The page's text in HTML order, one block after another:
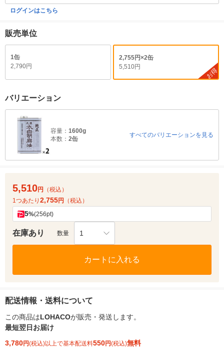
ログインはこちら
販売単位
1缶
2,790円
2,755円×2缶
5,510円
お得
バリエーション
容量： 1600g
本数： 2缶
すべてのバリエーションを見る
5,510円
（税込）
1つあたり 2,755円 （税込）
5%(256pt)
在庫あり 数量 1
カートに入れる
配送情報・送料について
この商品はLOHACOが販売・発送します。
最短翌日お届け
3,780円(税込)以上で基本配送料550円(税込)無料